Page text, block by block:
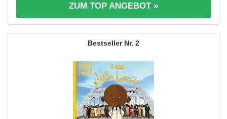
ZUM TOP ANGEBOT »
2